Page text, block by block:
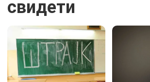
свидети